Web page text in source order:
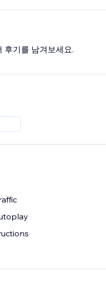
후기를 남겨보세요.